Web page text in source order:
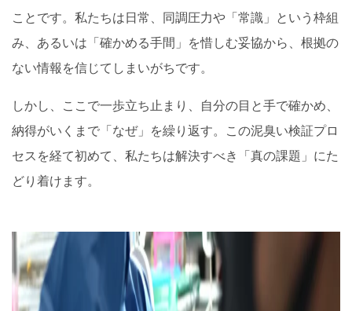
ことです。私たちは日常、同調圧力や「常識」という枠組
み、あるいは「確かめる手間」を惜しむ妥協から、根拠の
ない情報を信じてしまいがちです。
しかし、ここで一歩立ち止まり、自分の目と手で確かめ、
納得がいくまで「なぜ」を繰り返す。この泥臭い検証プロ
セスを経て初めて、私たちは解決すべき「真の課題」にた
どり着けます。